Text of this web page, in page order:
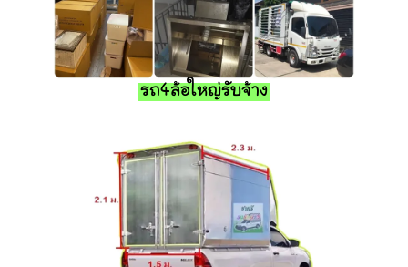
รถ4ล้อใหญ่รับจ้าง